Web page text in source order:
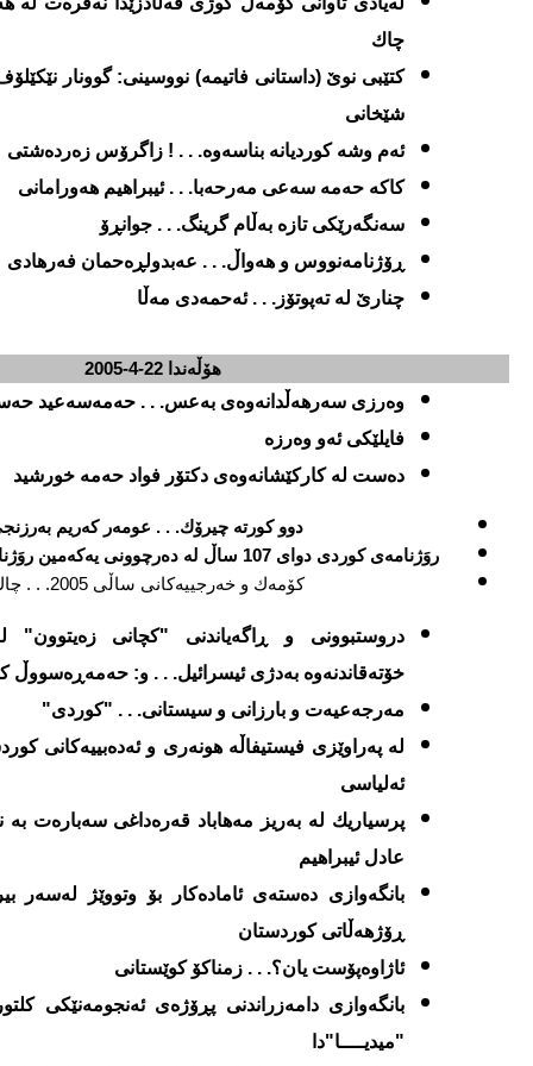
چاك
كتێبی نوێ (داستانی فاتیمه‌) نووسینی: گوونار
شێخانی
ئه‌م وشه‌ كوردیانه‌ بناسه‌وه‌. . . ! زاگر ۆس زه‌رده‌شتی
كاكه‌ حه‌مه‌ سه‌عی مه‌رحه‌با. . . ئیبراهیم هه‌ورامانی
سه‌نگه‌رێكی تازه‌ به‌ڵام گرینگ. . . جوانڕۆ
ڕۆژنامه‌نووس و هه‌واڵ. . . عه‌بدولڕه‌حمان فه‌رهادی
چنارێ له‌ ته‌پوتۆز. . . ئه‌حمه‌دی مه‌ڵا
هۆڵه‌ندا22-4-2005
وه‌رزی سه‌رهه‌ڵدانه‌وه‌ی به‌عس. . . حه‌مه‌سه‌عید
فایلێكی ئه‌و وه‌رزه‌
ده‌ست له‌ كاركێشانه‌وه‌ی دكتۆر فواد حه‌مه‌ خورشید
دوو كورته‌ چیرۆك. . . عومه‌ر كه‌ریم
روَژنامه‌ی كوردی دوای 107 ساڵ له‌ ده‌رچوونی یه‌كه‌مین روَژنامه‌. . . چیمه‌ن ساڵح
كۆمه‌ك و خه‌رجییه‌كانی ساڵی ‏2005‏‏. . . چاك
دروستبوونی و ڕاگه‌یاندنی "كچانی زه‌یتوون"
خۆته‌قاندنه‌وه‌ به‌دژی ئیسرائیل. . . و: حه‌مه‌ڕه‌سووڵ
مه‌رجه‌عیه‌ت و بارزانی و سیستانی. . . "كوردی"
له‌ په‌راوێزی فیستیفاڵه‌ هونه‌ری و ئه‌ده‌بییه‌كانی
ئه‌لیاسی
پرسیاریك له‌ به‌ریز مه‌هاباد قه‌ره‌داغی سه‌باره‌ت به‌
عادل ئیبراهیم
بانگه‌وازی ده‌سته‌ی ئاماده‌كار بۆ وتووێژ له‌سه‌ر
ڕۆژهه‌ڵاتی كوردستان
ئاژاوه‌پۆست یان؟. . . زمناكۆ كوێستانی
بانگه‌وازی دامه‌زراندنی پڕۆژه‌ی ئه‌نجومه‌نێكی
"میدیــــا"دا